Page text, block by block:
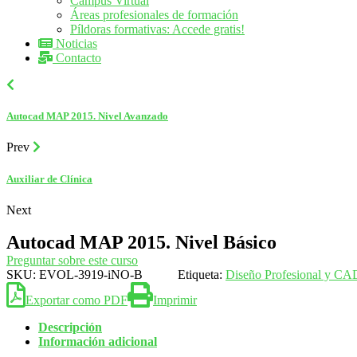
Áreas profesionales de formación
Píldoras formativas: Accede gratis!
Noticias
Contacto
Autocad MAP 2015. Nivel Avanzado
Prev
Auxiliar de Clínica
Next
Autocad MAP 2015. Nivel Básico
Preguntar sobre este curso
SKU: EVOL-3919-iNO-B Etiqueta: Diseño Profesional y
Exportar como PDF
Imprimir
Descripción
Información adicional